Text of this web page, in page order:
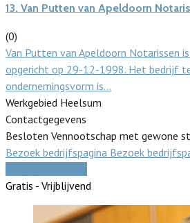
13. Van Putten van Apeldoorn
(0)
Van Putten van Apeldoorn Notarissen
opgericht op 29-12-1998. Het bedrijf
ondernemingsvorm is…
Werkgebied Heelsum
Contactgegevens
Besloten Vennootschap met gewone
Bezoek bedrijfspagina Bezoek
Gratis - Vrijblijvend